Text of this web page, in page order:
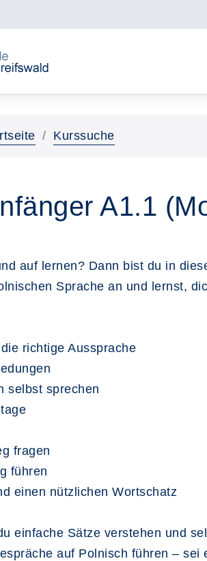
Kurssuche
A1.1
auf lernen? Dann bist du in
Sprache an und lernst,
richtige Aussprache
selbst sprechen
fragen
führen
einen nützlichen Wortschatz
einfache Sätze verstehen und
auf Polnisch führen –